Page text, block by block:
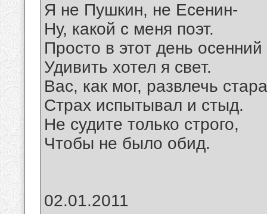
Я не Пушкин, не Есенин-
Ну, какой с меня поэт.
Просто в этот день осенний
Удивить хотел я свет.
Вас, как мог, развлечь
Страх испытывал и стыд.
Не судите только строго,
Чтобы не было обид.
02.01.2011